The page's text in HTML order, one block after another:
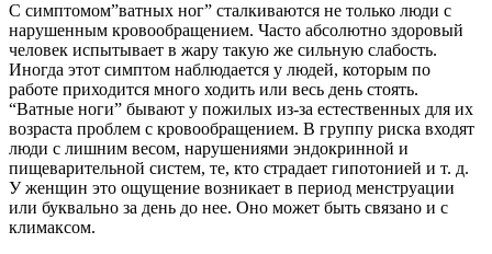
С симптомом”ватных ног” сталкиваются не только люди с
нарушенным кровообращением. Часто абсолютно здоровый
человек испытывает в жару такую же сильную слабость.
Иногда этот симптом наблюдается у людей, которым по
работе приходится много ходить или весь день стоять.
“Ватные ноги” бывают у пожилых из-за естественных для их
возраста проблем с кровообращением. В группу риска входят
люди с лишним весом, нарушениями эндокринной и
пищеварительной систем, те, кто страдает гипотонией и т. д.
У женщин это ощущение возникает в период менструации
или буквально за день до нее. Оно может быть связано и с
климаксом.